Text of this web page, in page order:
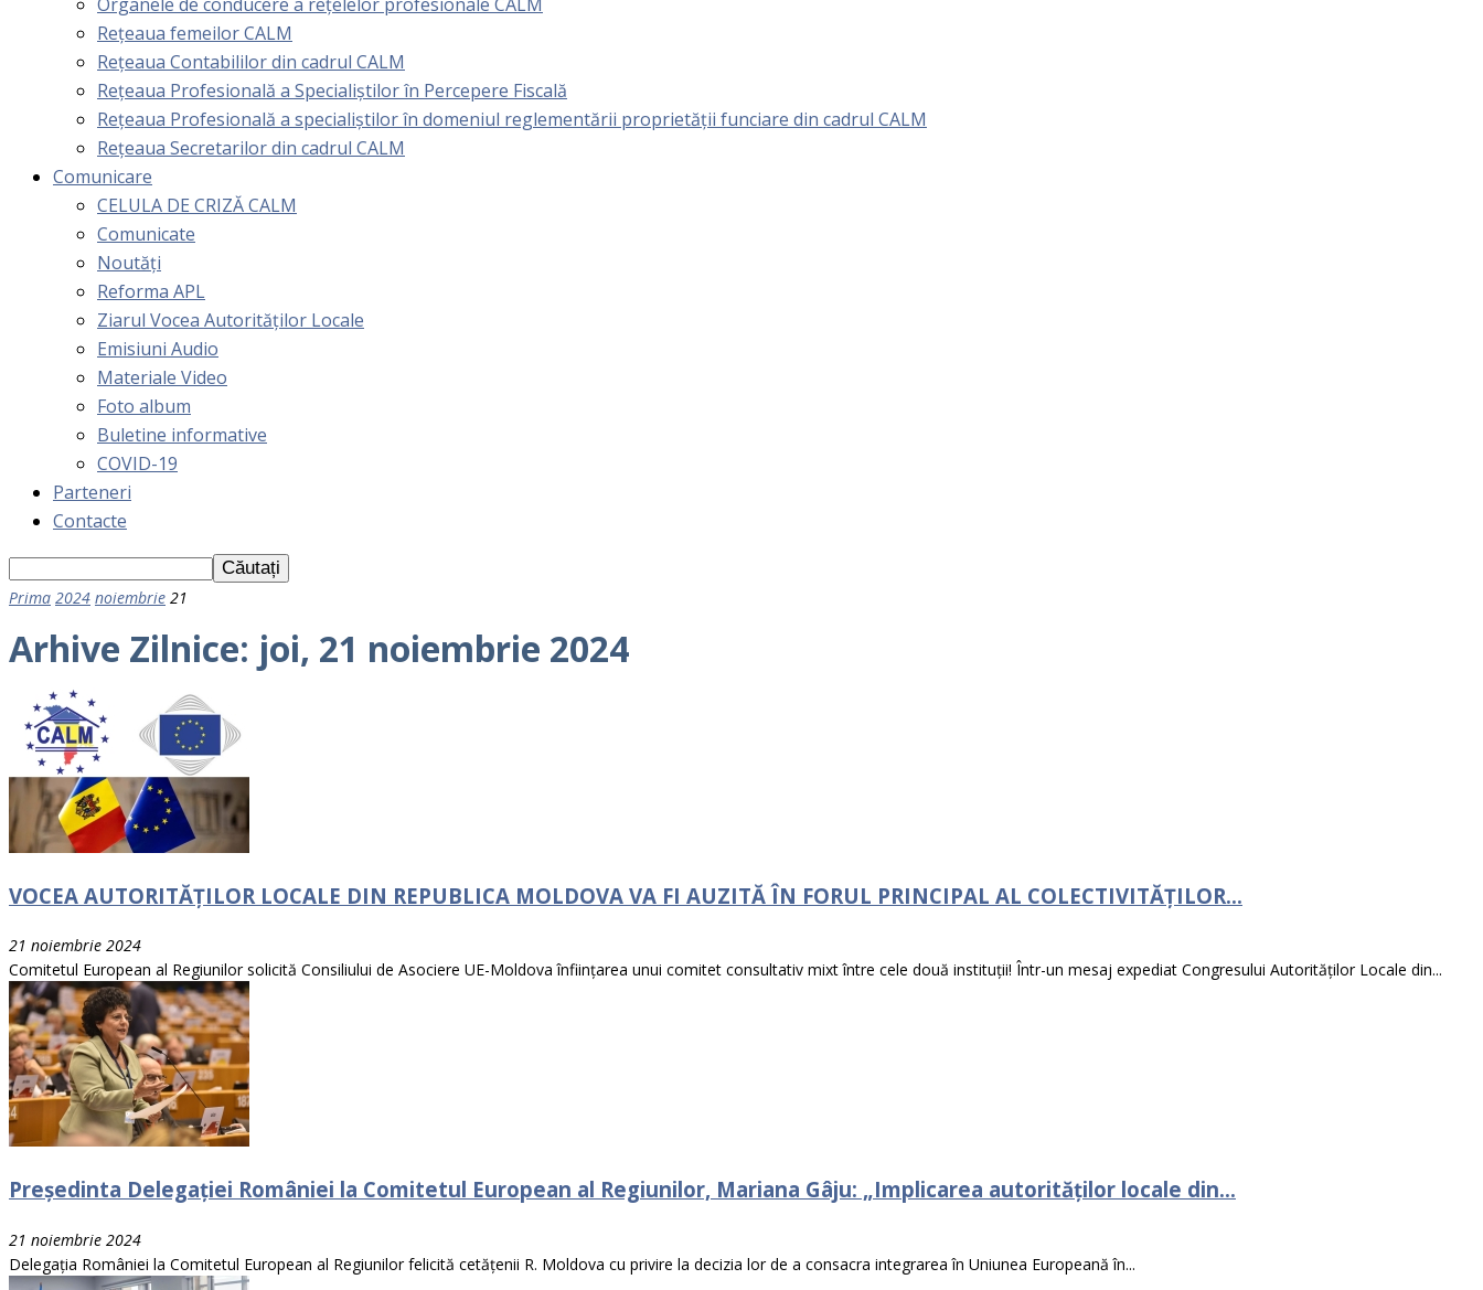
Rețeaua femeilor CALM
Rețeaua Contabililor din cadrul CALM
Rețeaua Profesională a Specialiștilor în Percepere Fiscală
Reţeaua Profesională a specialiştilor în domeniul reglementării proprietăţii funciare din cadrul CALM
Rețeaua Secretarilor din cadrul CALM
Comunicare
CELULA DE CRIZĂ CALM
Comunicate
Noutăți
Reforma APL
Ziarul Vocea Autorităților Locale
Emisiuni Audio
Materiale Video
Foto album
Buletine informative
COVID-19
Parteneri
Contacte
Prima 2024 noiembrie 21
Arhive Zilnice: joi, 21 noiembrie 2024
VOCEA AUTORITĂȚILOR LOCALE DIN REPUBLICA MOLDOVA VA FI AUZITĂ ÎN FORUL PRINCIPAL AL COLECTIVITĂȚILOR...
21 noiembrie 2024
Comitetul European al Regiunilor solicită Consiliului de Asociere UE-Moldova înființarea unui comitet consultativ mixt între cele două instituții! Într-un mesaj expediat Congresului Autorităților Locale din...
Președinta Delegației României la Comitetul European al Regiunilor, Mariana Gâju: „Implicarea autorităților locale din...
21 noiembrie 2024
Delegația României la Comitetul European al Regiunilor felicită cetățenii R. Moldova cu privire la decizia lor de a consacra integrarea în Uniunea Europeană în...